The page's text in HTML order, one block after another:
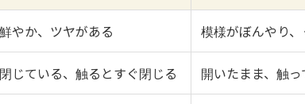
やか、ツヤがある 模様がぼんやり
じている、触るとすぐ閉じる 開いたまま、触